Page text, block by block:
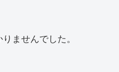
ませんでした。